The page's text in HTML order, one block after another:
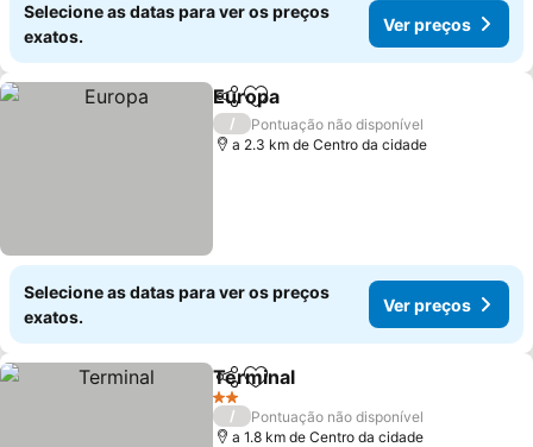
Selecione as datas para ver os preços
exatos.
Ver preços
PartilharAdicionar aos favoritos
Europa
/
Pontuação não disponível
a 2.3 km de Centro da cidade
Selecione as datas para ver os preços
exatos.
Ver preços
PartilharAdicionar aos favoritos
Terminal
2 Estrelas
/
Pontuação não disponível
a 1.8 km de Centro da cidade